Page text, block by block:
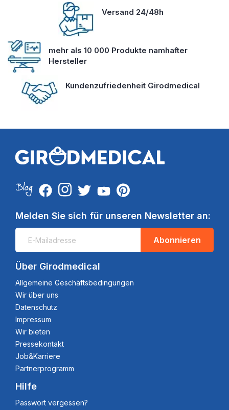
Versand 24/48h
mehr als 10 000 Produkte namhafter
Hersteller
Kundenzufriedenheit Girodmedical
Melden Sie sich für unseren Newsletter an:
Abonnieren
Über Girodmedical
Allgemeine Geschäftsbedingungen
Wir über uns
Datenschutz
Impressum
Wir bieten
Pressekontakt
Job&Karriere
Partnerprogramm
Hilfe
Passwort vergessen?